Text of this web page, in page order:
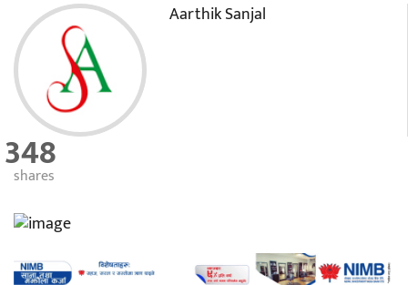
Aarthik Sanjal
348
shares